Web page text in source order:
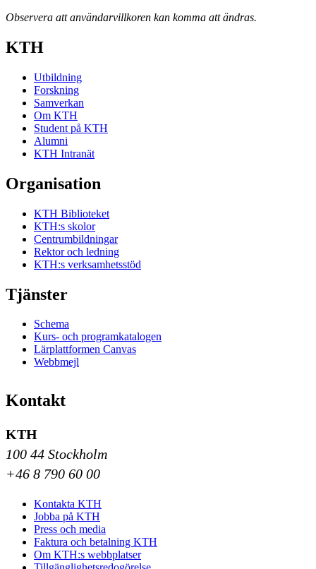
Observera att användarvillkoren kan komma att ändras.
KTH
Utbildning
Forskning
Samverkan
Om KTH
Student på KTH
Alumni
KTH Intranät
Organisation
KTH Biblioteket
KTH:s skolor
Centrumbildningar
Rektor och ledning
KTH:s verksamhetsstöd
Tjänster
Schema
Kurs- och programkatalogen
Lärplattformen Canvas
Webbmejl
Kontakt
KTH
100 44 Stockholm
+46 8 790 60 00
Kontakta KTH
Jobba på KTH
Press och media
Faktura och betalning KTH
Om KTH:s webbplatser